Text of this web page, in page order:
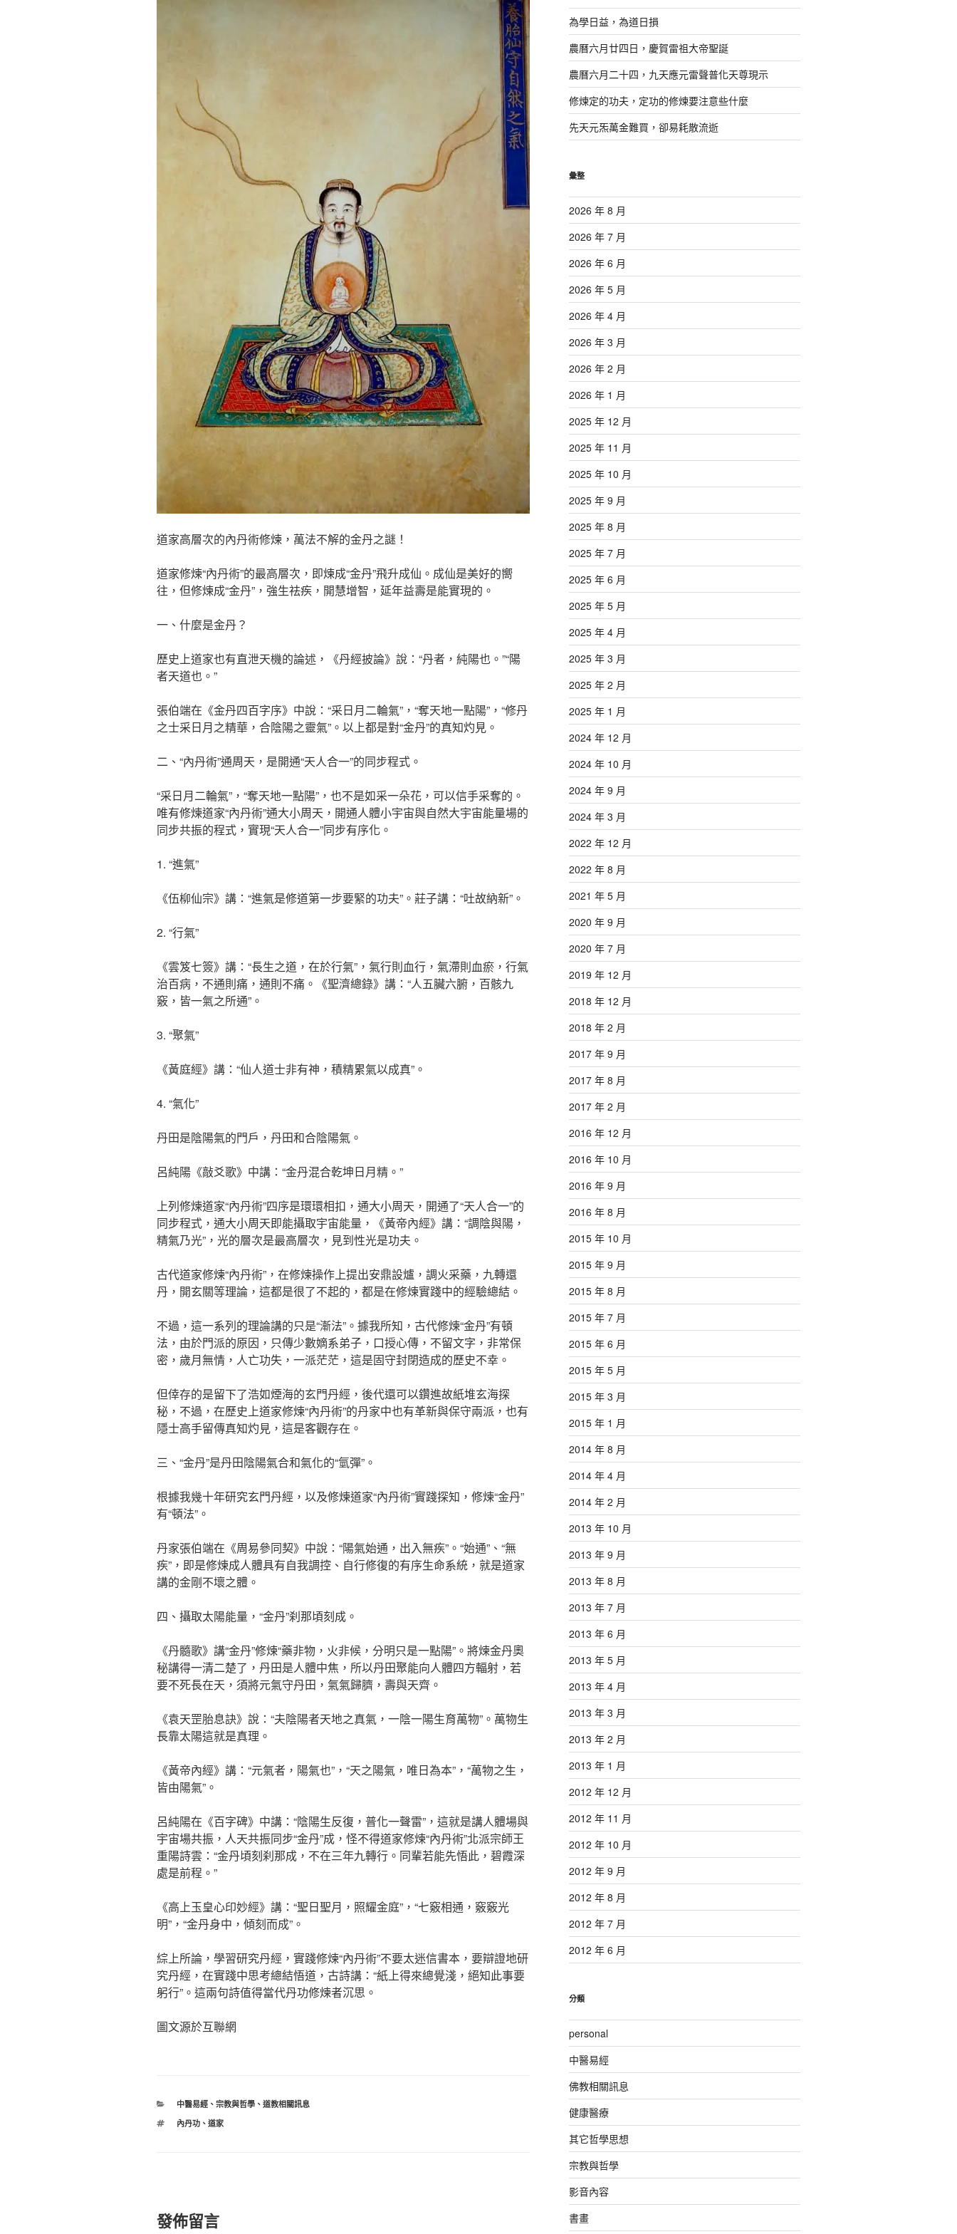
道家高層次的內丹術修煉，萬法不解的金丹之謎！
道家修煉“內丹術”的最高層次，即煉成“金丹”飛升成仙。成仙是美好的嚮
往，但修煉成“金丹”，強生祛疾，開慧增智，延年益壽是能實現的。
一、什麼是金丹？
歷史上道家也有直泄天機的論述，《丹經披論》說：“丹者，純陽也。”“陽
者天道也。”
張伯端在《金丹四百字序》中說：“采日月二輪氣”，“奪天地一點陽”，“修丹
之士采日月之精華，合陰陽之靈氣”。以上都是對“金丹”的真知灼見。
二、“內丹術”通周天，是開通“天人合一”的同步程式。
“采日月二輪氣”，“奪天地一點陽”，也不是如采一朵花，可以信手采奪的。
唯有修煉道家“內丹術”通大小周天，開通人體小宇宙與自然大宇宙能量場的
同步共振的程式，實現“天人合一”同步有序化。
1. “進氣”
《伍柳仙宗》講：“進氣是修道第一步要緊的功夫”。莊子講：“吐故納新”。
2. “行氣”
《雲笈七簽》講：“長生之道，在於行氣”，氣行則血行，氣滯則血瘀，行氣
治百病，不通則痛，通則不痛。《聖濟總錄》講：“人五臟六腑，百骸九
竅，皆一氣之所通”。
3. “聚氣”
《黃庭經》講：“仙人道士非有神，積精累氣以成真”。
4. “氣化”
丹田是陰陽氣的門戶，丹田和合陰陽氣。
呂純陽《敲爻歌》中講：“金丹混合乾坤日月精。”
上列修煉道家“內丹術”四序是環環相扣，通大小周天，開通了“天人合一”的
同步程式，通大小周天即能攝取宇宙能量，《黃帝內經》講：“調陰與陽，
精氣乃光”，光的層次是最高層次，見到性光是功夫。
古代道家修煉“內丹術”，在修煉操作上提出安鼎設爐，調火采藥，九轉還
丹，開玄關等理論，這都是很了不起的，都是在修煉實踐中的經驗總結。
不過，這一系列的理論講的只是“漸法”。據我所知，古代修煉“金丹”有頓
法，由於門派的原因，只傳少數嫡系弟子，口授心傳，不留文字，非常保
密，歲月無情，人亡功失，一派茫茫，這是固守封閉造成的歷史不幸。
但倖存的是留下了浩如煙海的玄門丹經，後代還可以鑽進故紙堆玄海探
秘，不過，在歷史上道家修煉“內丹術”的丹家中也有革新與保守兩派，也有
隱士高手留傳真知灼見，這是客觀存在。
三、“金丹”是丹田陰陽氣合和氣化的“氫彈”。
根據我幾十年研究玄門丹經，以及修煉道家“內丹術”實踐探知，修煉“金丹”
有“頓法”。
丹家張伯端在《周易參同契》中說：“陽氣始通，出入無疾”。“始通”、“無
疾”，即是修煉成人體具有自我調控、自行修復的有序生命系統，就是道家
講的金剛不壞之體。
四、攝取太陽能量，“金丹”刹那頃刻成。
《丹髓歌》講“金丹”修煉“藥非物，火非候，分明只是一點陽”。將煉金丹奧
秘講得一清二楚了，丹田是人體中焦，所以丹田聚能向人體四方輻射，若
要不死長在天，須將元氣守丹田，氣氣歸臍，壽與天齊。
《袁天罡胎息訣》說：“夫陰陽者天地之真氣，一陰一陽生育萬物”。萬物生
長靠太陽這就是真理。
《黃帝內經》講：“元氣者，陽氣也”，“天之陽氣，唯日為本”，“萬物之生，
皆由陽氣”。
呂純陽在《百字碑》中講：“陰陽生反復，普化一聲雷”，這就是講人體場與
宇宙場共振，人天共振同步“金丹”成，怪不得道家修煉“內丹術”北派宗師王
重陽詩雲：“金丹頃刻刹那成，不在三年九轉行。同輩若能先悟此，碧霞深
處是前程。”
《高上玉皇心印妙經》講：“聖日聖月，照耀金庭”，“七竅相通，竅竅光
明”，“金丹身中，傾刻而成”。
綜上所論，學習研究丹經，實踐修煉“內丹術”不要太迷信書本，要辯證地研
究丹經，在實踐中思考總結悟道，古詩講：“紙上得來總覺淺，絕知此事要
躬行”。這兩句詩值得當代丹功修煉者沉思。
圖文源於互聯網
分
中醫易經、 宗教與哲學、 道教相關訊息
標
內丹功、 道家
發佈留言
為學日益，為道日損
農曆六月廿四日，慶賀雷祖大帝聖誕
農曆六月二十四，九天應元雷聲普化天尊現示
修煉定的功夫，定功的修煉要注意些什麼
先天元炁萬金難買，卻易耗散流逝
彙整
2026 年 8 月
2026 年 7 月
2026 年 6 月
2026 年 5 月
2026 年 4 月
2026 年 3 月
2026 年 2 月
2026 年 1 月
2025 年 12 月
2025 年 11 月
2025 年 10 月
2025 年 9 月
2025 年 8 月
2025 年 7 月
2025 年 6 月
2025 年 5 月
2025 年 4 月
2025 年 3 月
2025 年 2 月
2025 年 1 月
2024 年 12 月
2024 年 10 月
2024 年 9 月
2024 年 3 月
2022 年 12 月
2022 年 8 月
2021 年 5 月
2020 年 9 月
2020 年 7 月
2019 年 12 月
2018 年 12 月
2018 年 2 月
2017 年 9 月
2017 年 8 月
2017 年 2 月
2016 年 12 月
2016 年 10 月
2016 年 9 月
2016 年 8 月
2015 年 10 月
2015 年 9 月
2015 年 8 月
2015 年 7 月
2015 年 6 月
2015 年 5 月
2015 年 3 月
2015 年 1 月
2014 年 8 月
2014 年 4 月
2014 年 2 月
2013 年 10 月
2013 年 9 月
2013 年 8 月
2013 年 7 月
2013 年 6 月
2013 年 5 月
2013 年 4 月
2013 年 3 月
2013 年 2 月
2013 年 1 月
2012 年 12 月
2012 年 11 月
2012 年 10 月
2012 年 9 月
2012 年 8 月
2012 年 7 月
2012 年 6 月
分類
personal
中醫易經
佛教相關訊息
健康醫療
其它哲學思想
宗教與哲學
影音內容
書畫